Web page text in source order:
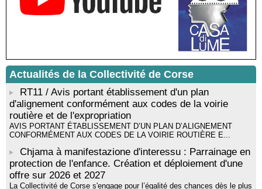
Sardegna - Mediateca di castagniccia Mare è monti - I Fulelli
Résidence d’écriture et de recherche de l’écrivaine Cécilia
Castelli - Institut Mémoires de l'Edition Contemporaine - Caen /
Médiathèque de Castagniccia Mare et Monti - I Fulelli
Rencontre / dédicace avec Lucrèce Luciani autour de son
livre « La ballade du pendu du Niolu» - Mediateca territuriale di
Santa Lucia di Tallà
Actualités de la Collectivité de Corse
RT11 / Avis portant établissement d'un plan
d'alignement conformément aux codes de la voirie
routière et de l'expropriation
AVIS PORTANT ÉTABLISSEMENT D’UN PLAN D’ALIGNEMENT
CONFORMÉMENT AUX CODES DE LA VOIRIE ROUTIÈRE E...
Chjama à manifestazione d'interessu : Parrainage en
protection de l'enfance. Création et déploiement d'une
offre sur 2026 et 2027
La Collectivité de Corse s'engage pour l’égalité des chances dès le plus